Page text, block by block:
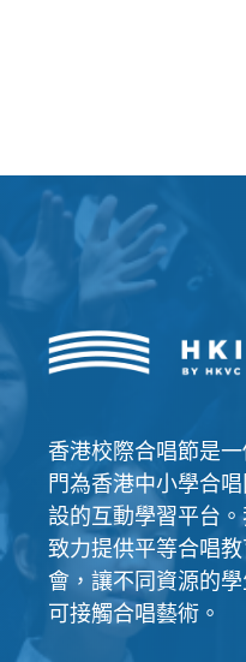
香港校際合唱節是
門為香港中小學合
設的互動學習平台
致力提供平等合唱
會，讓不同資源的
可接觸合唱藝術。